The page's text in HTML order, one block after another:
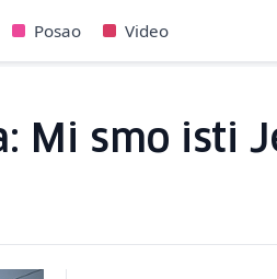
Posao Video
Mi smo isti